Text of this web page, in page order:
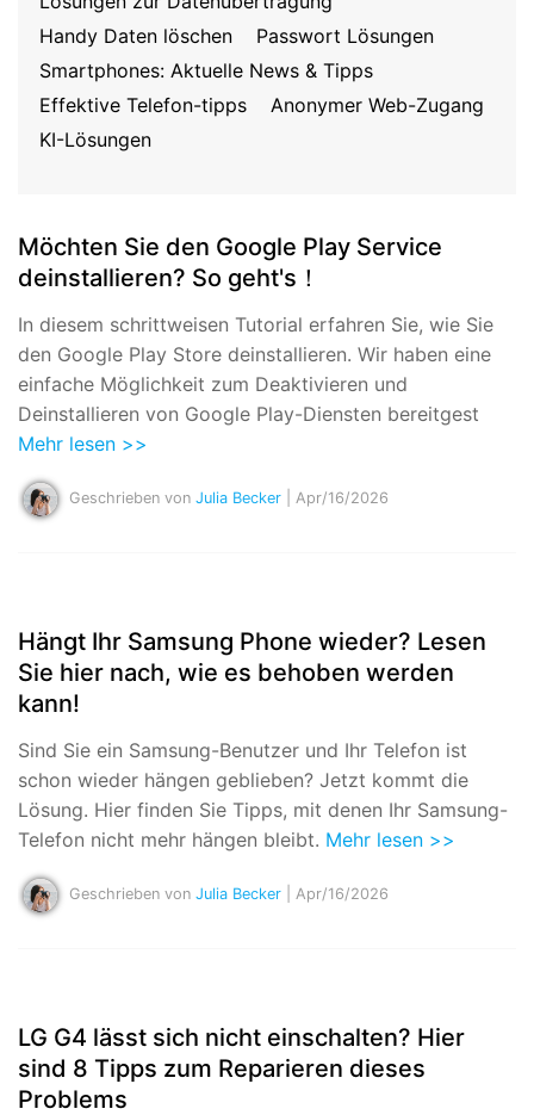
Suchen
Handy Daten löschen
Passwort Lösungen
Smartphones: Aktuelle News & Tipps
Effektive Telefon-tipps
Anonymer Web-Zugang
KI-Lösungen
Möchten Sie den Google Play Service
deinstallieren? So geht's！
In diesem schrittweisen Tutorial erfahren Sie, wie Sie
den Google Play Store deinstallieren. Wir haben eine
einfache Möglichkeit zum Deaktivieren und
Deinstallieren von Google Play-Diensten bereitgest
Mehr lesen >>
Geschrieben von Julia Becker | Apr/16/2026
Hängt Ihr Samsung Phone wieder? Lesen
Sie hier nach, wie es behoben werden
kann!
Sind Sie ein Samsung-Benutzer und Ihr Telefon ist
schon wieder hängen geblieben? Jetzt kommt die
Lösung. Hier finden Sie Tipps, mit denen Ihr Samsung-
Telefon nicht mehr hängen bleibt. Mehr lesen >>
Geschrieben von Julia Becker | Apr/16/2026
LG G4 lässt sich nicht einschalten? Hier
sind 8 Tipps zum Reparieren dieses
Problems